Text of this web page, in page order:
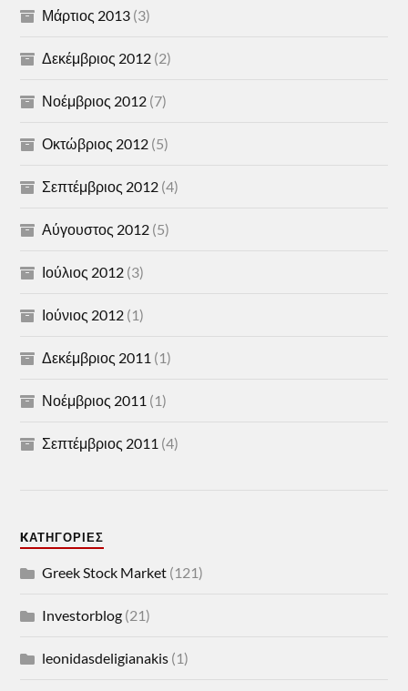
Μάρτιος 2013 (3)
Δεκέμβριος 2012 (2)
Νοέμβριος 2012 (7)
Οκτώβριος 2012 (5)
Σεπτέμβριος 2012 (4)
Αύγουστος 2012 (5)
Ιούλιος 2012 (3)
Ιούνιος 2012 (1)
Δεκέμβριος 2011 (1)
Νοέμβριος 2011 (1)
Σεπτέμβριος 2011 (4)
KΑΤΗΓΟΡΊΕΣ
Greek Stock Market (121)
Investorblog (21)
leonidasdeligianakis (1)